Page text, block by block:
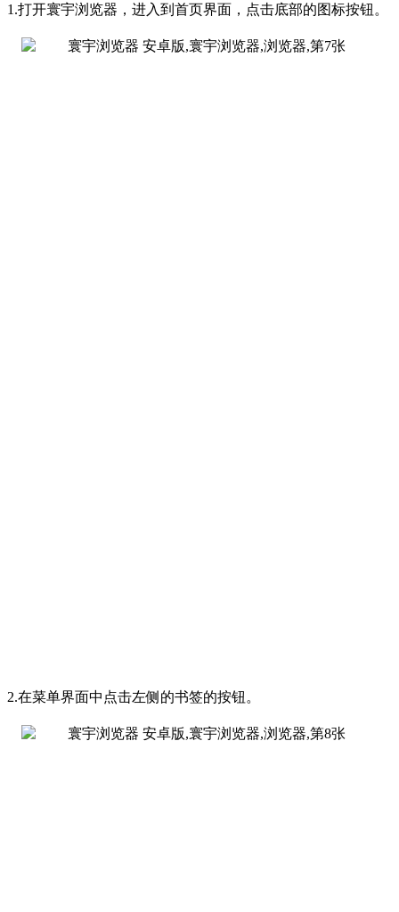
1.打开寰宇浏览器，进入到首页界面，点击底部的图标按钮。
2.在菜单界面中点击左侧的书签的按钮。